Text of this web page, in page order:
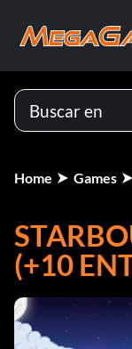
Home Games
(+10